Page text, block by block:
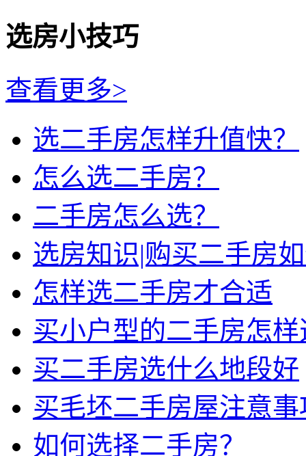
选房小技巧
查看更多>
选二手房怎样升值快？
怎么选二手房？
二手房怎么选？
选房知识|购买二手房
怎样选二手房才合适
买小户型的二手房怎样
买二手房选什么地段好
买毛坯二手房屋注意事
如何选择二手房？